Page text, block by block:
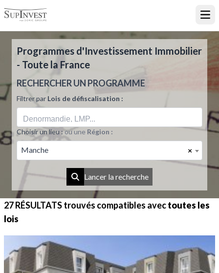
Programmes d'Investissement Immobilier
- Toute la France
RECHERCHER UN PROGRAMME
Filtrer par Lois de défiscalisation :
Choisir un lieu :ou une Région :
×
Manche
Lancer la recherche
27 RÉSULTATStrouvés compatibles avectoutes les
lois